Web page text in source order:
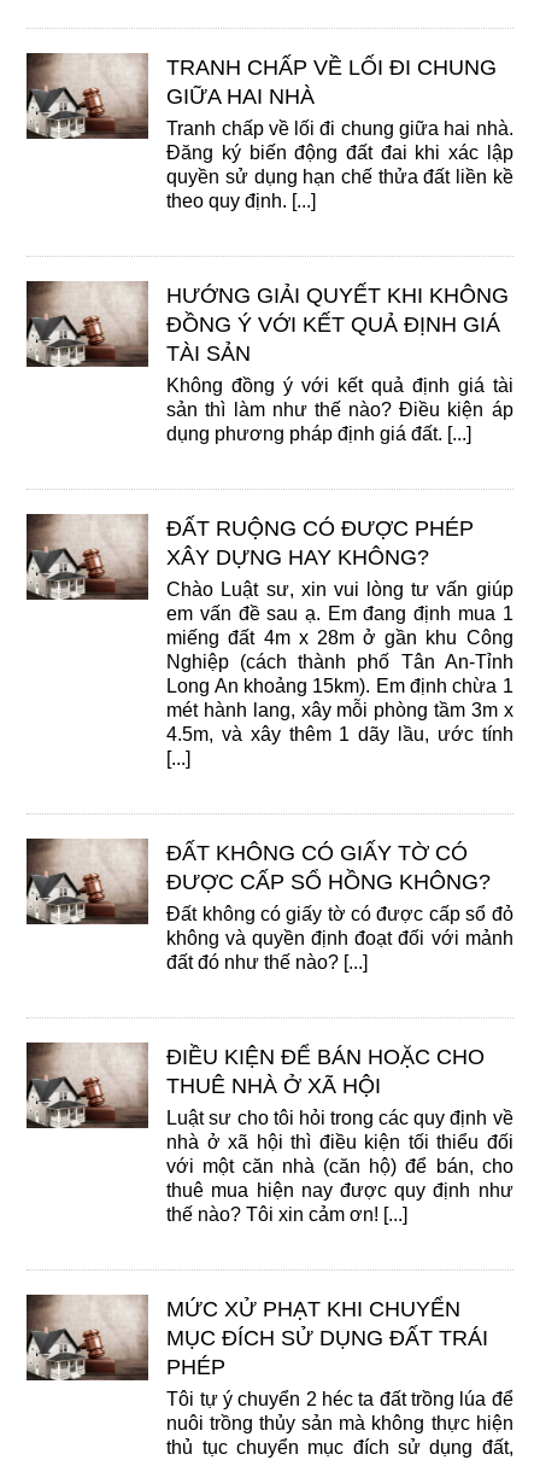
TRANH CHẤP VỀ LỐI ĐI CHUNG
GIỮA HAI NHÀ
Tranh chấp về lối đi chung giữa hai nhà.
Đăng ký biến động đất đai khi xác lập
quyền sử dụng hạn chế thửa đất liền kề
theo quy định. [...]
HƯỚNG GIẢI QUYẾT KHI KHÔNG
ĐỒNG Ý VỚI KẾT QUẢ ĐỊNH GIÁ
TÀI SẢN
Không đồng ý với kết quả định giá tài
sản thì làm như thế nào? Điều kiện áp
dụng phương pháp định giá đất. [...]
ĐẤT RUỘNG CÓ ĐƯỢC PHÉP
XÂY DỰNG HAY KHÔNG?
Chào Luật sư, xin vui lòng tư vấn giúp
em vấn đề sau ạ. Em đang định mua 1
miếng đất 4m x 28m ở gần khu Công
Nghiệp (cách thành phố Tân An-Tỉnh
Long An khoảng 15km). Em định chừa 1
mét hành lang, xây mỗi phòng tầm 3m x
4.5m, và xây thêm 1 dãy lầu, ước tính
[...]
ĐẤT KHÔNG CÓ GIẤY TỜ CÓ
ĐƯỢC CẤP SỔ HỒNG KHÔNG?
Đất không có giấy tờ có được cấp sổ đỏ
không và quyền định đoạt đối với mảnh
đất đó như thế nào? [...]
ĐIỀU KIỆN ĐỂ BÁN HOẶC CHO
THUÊ NHÀ Ở XÃ HỘI
Luật sư cho tôi hỏi trong các quy định về
nhà ở xã hội thì điều kiện tối thiểu đối
với một căn nhà (căn hộ) để bán, cho
thuê mua hiện nay được quy định như
thế nào? Tôi xin cảm ơn! [...]
MỨC XỬ PHẠT KHI CHUYỂN
MỤC ĐÍCH SỬ DỤNG ĐẤT TRÁI
PHÉP
Tôi tự ý chuyển 2 héc ta đất trồng lúa để
nuôi trồng thủy sản mà không thực hiện
thủ tục chuyển mục đích sử dụng đất,